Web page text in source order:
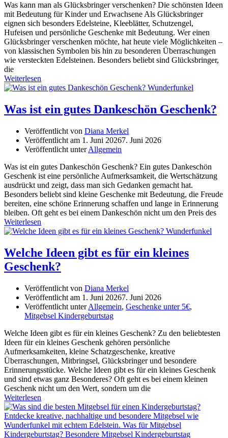
Was kann man als Glücksbringer verschenken? Die schönsten Ideen
mit Bedeutung für Kinder und Erwachsene Als Glücksbringer
eignen sich besonders Edelsteine, Kleeblätter, Schutzengel,
Hufeisen und persönliche Geschenke mit Bedeutung. Wer einen
Glücksbringer verschenken möchte, hat heute viele Möglichkeiten –
von klassischen Symbolen bis hin zu besonderen Überraschungen
wie versteckten Edelsteinen. Besonders beliebt sind Glücksbringer,
die
Weiterlesen
Was ist ein gutes Dankeschön Geschenk?
Veröffentlicht von Diana Merkel
Veröffentlicht am 1. Juni 20267. Juni 2026
Veröffentlicht unterAllgemein
Was ist ein gutes Dankeschön Geschenk? Ein gutes Dankeschön
Geschenk ist eine persönliche Aufmerksamkeit, die Wertschätzung
ausdrückt und zeigt, dass man sich Gedanken gemacht hat.
Besonders beliebt sind kleine Geschenke mit Bedeutung, die Freude
bereiten, eine schöne Erinnerung schaffen und lange in Erinnerung
bleiben. Oft geht es bei einem Dankeschön nicht um den Preis des
Weiterlesen
Welche Ideen gibt es für ein kleines
Geschenk?
Veröffentlicht von Diana Merkel
Veröffentlicht am 1. Juni 20267. Juni 2026
Veröffentlicht unterAllgemein, Geschenke unter 5€,
Mitgebsel Kindergeburtstag
Welche Ideen gibt es für ein kleines Geschenk? Zu den beliebtesten
Ideen für ein kleines Geschenk gehören persönliche
Aufmerksamkeiten, kleine Schatzgeschenke, kreative
Überraschungen, Mitbringsel, Glücksbringer und besondere
Erinnerungsstücke. Welche Ideen gibt es für ein kleines Geschenk
und sind etwas ganz Besonderes? Oft geht es bei einem kleinen
Geschenk nicht um den Wert, sondern um die
Weiterlesen